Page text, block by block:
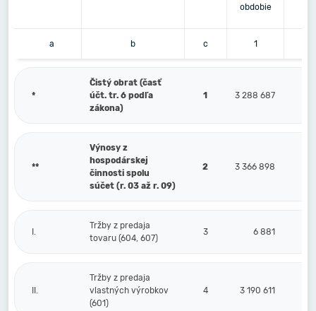
obdobie
a b c 1
*
Čistý obrat (časť
účt. tr. 6 podľa
zákona)
1 3 288 687
**
Výnosy z
hospodárskej
činnosti spolu
súčet (r. 03 až r. 09)
2 3 366 898
I.
Tržby z predaja
tovaru (604, 607)
3 6 881
II.
Tržby z predaja
vlastných výrobkov
(601)
4 3 190 611